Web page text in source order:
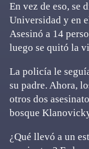
En vez de eso, se
Universidad y en
Asesinó a 14
luego se quitó la
La policía le
su padre. Ahora,
otros dos
bosque
¿Qué llevó a un